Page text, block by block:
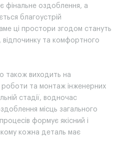
фінальне оздоблення, а
благоустрій
ці простори згодом стануть
відпочинку та комфортного
також виходить на
роботи та монтаж інженерних
стадії, водночас
місць загального
формує якісний і
кожна деталь має